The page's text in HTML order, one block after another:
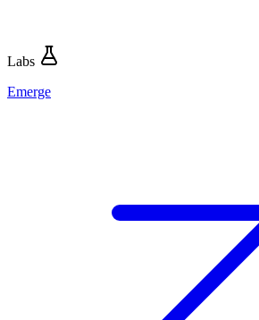
Labs
Emerge